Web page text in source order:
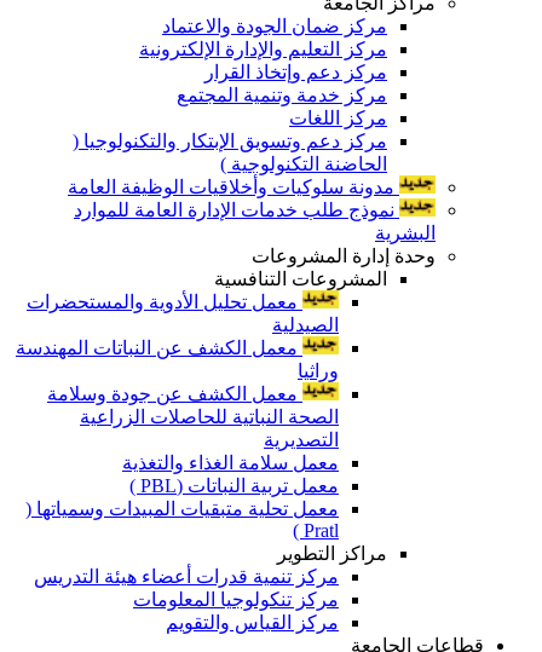
مركز ضمان الجودة والاعتماد
مركز التعليم والإدارة الإلكترونية
مركز دعم وإتخاذ القرار
مركز خدمة وتنمية المجتمع
مركز اللغات
مركز دعم وتسويق الإبتكار والتكنولوجيا (
الحاضنة التكنولوجية )
مدونة سلوكيات وأخلاقيات الوظيفة العامة
نموذج طلب خدمات الإدارة العامة للموارد
البشرية
وحدة إدارة المشروعات
المشروعات التنافسية
معمل تحليل الأدوية والمستحضرات
الصيدلية
معمل الكشف عن النباتات المهندسة
وراثيا
معمل الكشف عن جودة وسلامة
الصحة النباتية للحاصلات الزراعية
التصديرية
معمل سلامة الغذاء والتغذية
معمل تربية النباتات (PBL )
معمل تحلية متبقيات المبيدات وسمياتها (
Pratl )
مراكز التطوير
مركز تنمية قدرات أعضاء هيئة التدريس
مركز تنكولوجيا المعلومات
مركز القياس والتقويم
قطاعات الجامعة